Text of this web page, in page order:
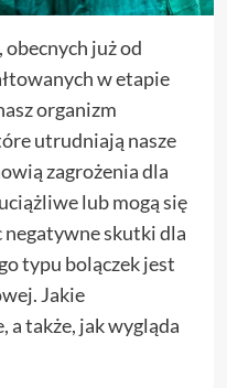
już od
w etapie
organizm
utrudniają nasze
zagrożenia dla
lub mogą się
skutki dla
typu bolączek jest
Jakie
a także, jak wygląda